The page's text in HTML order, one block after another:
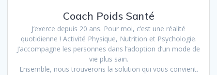
Coach Poids Santé
J’exerce depuis 20 ans. Pour moi, c’est une réalité
quotidienne ! Activité Physique, Nutrition et Psychologie.
J’accompagne les personnes dans l’adoption d’un mode de
vie plus sain.
Ensemble, nous trouverons la solution qui vous convient.